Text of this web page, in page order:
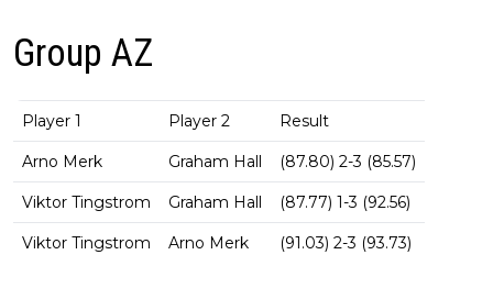
Group AZ
Player 1 Player 2 Result
Arno Merk Graham Hall (87.80) 2-3 (85.57)
Viktor Tingstrom Graham Hall (87.77) 1-3 (92.56)
Viktor Tingstrom Arno Merk (91.03) 2-3 (93.73)